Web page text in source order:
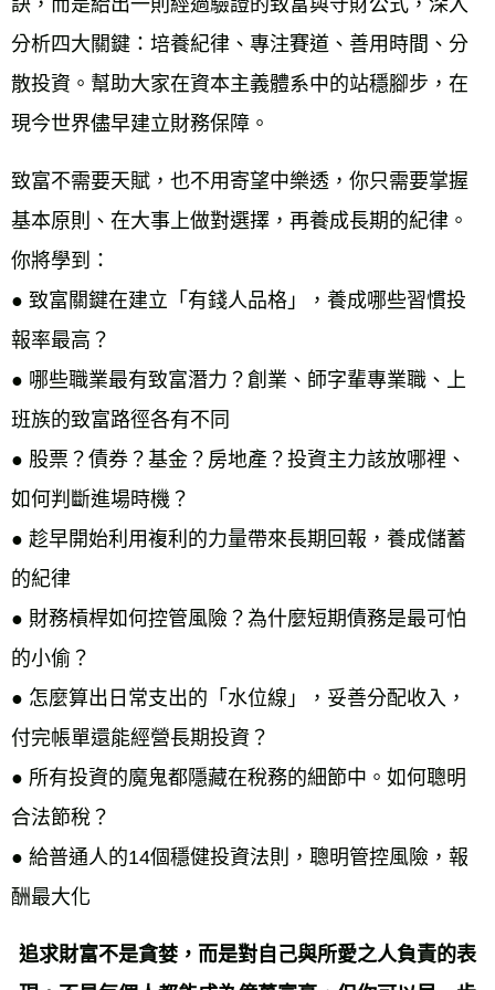
分析四大關鍵：培養紀律、專注賽道、善用時間、分
散投資。幫助大家在資本主義體系中的站穩腳步，在
現今世界儘早建立財務保障。
致富不需要天賦，也不用寄望中樂透，你只需要掌握
基本原則、在大事上做對選擇，再養成長期的紀律。
你將學到：
● 致富關鍵在建立「有錢人品格」，養成哪些習慣投
報率最高？
● 哪些職業最有致富潛力？創業、師字輩專業職、上
班族的致富路徑各有不同
● 股票？債券？基金？房地產？投資主力該放哪裡、
如何判斷進場時機？
● 趁早開始利用複利的力量帶來長期回報，養成儲蓄
的紀律
● 財務槓桿如何控管風險？為什麼短期債務是最可怕
的小偷？
● 怎麼算出日常支出的「水位線」，妥善分配收入，
付完帳單還能經營長期投資？
● 所有投資的魔鬼都隱藏在稅務的細節中。如何聰明
合法節稅？
● 給普通人的14個穩健投資法則，聰明管控風險，報
酬最大化
追求財富不是貪婪，而是對自己與所愛之人負責的表